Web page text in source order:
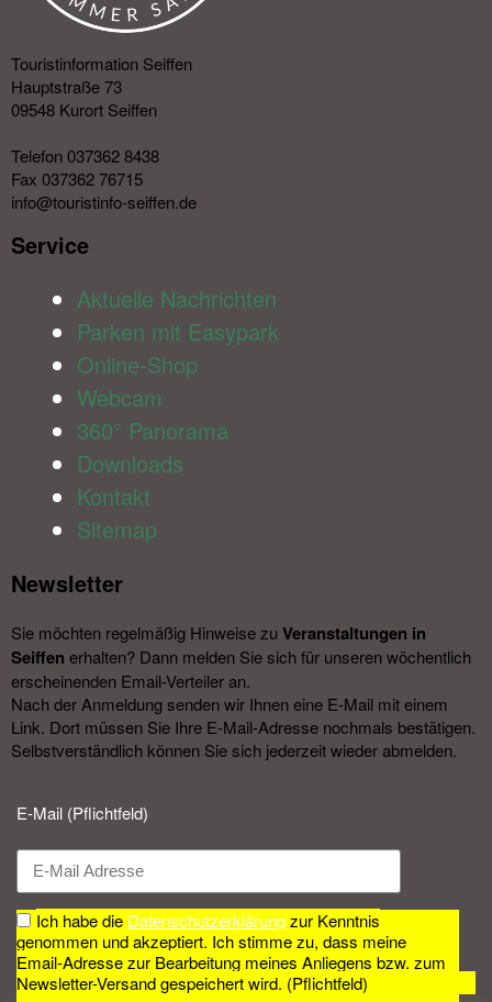
Touristinformation Seiffen
Hauptstraße 73
09548 Kurort Seiffen
Telefon 037362 8438
Fax 037362 76715
info@touristinfo-seiffen.de
Service​
Aktuelle Nachrichten
Parken mit Easypark
Online-Shop
Webcam
360° Panorama
Downloads
Kontakt
Sitemap
Newsletter​
Sie möchten regelmäßig Hinweise zu Veranstal­tungen in
Seiffen erhalten? Dann melden Sie sich für unseren wöchentlich
erscheinenden Email-Verteiler an.
Nach der Anmeldung senden wir Ihnen eine E-Mail mit einem
Link. Dort müssen Sie Ihre E-Mail-Adresse nochmals bestätigen.
Selbstverständlich können Sie sich jederzeit wieder abmelden.​
E-Mail (Pflichtfeld)
Ich habe die Datenschutzerklärungzur Kenntnis
genommen und akzeptiert. Ich stimme zu, dass meine
Email-Adresse zur Bearbeitung meines Anliegens bzw. zum
Newsletter-Versand gespeichert wird. (Pflichtfeld)